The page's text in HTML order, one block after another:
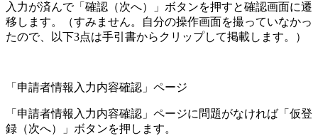
入力が済んで「確認（次へ）」ボタンを押すと確認画面に遷
移します。（すみません。自分の操作画面を撮っていなかっ
たので、以下3点は手引書からクリップして掲載します。）
「申請者情報入力内容確認」ページ
「申請者情報入力内容確認」ページに問題がなければ「仮登
録（次へ）」ボタンを押します。